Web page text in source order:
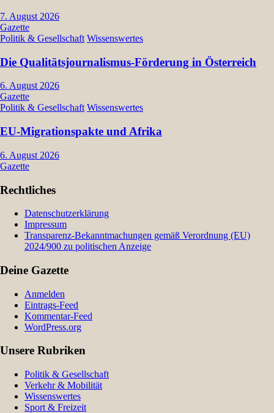
7. August 2026
Gazette
Politik & Gesellschaft Wissenswertes
Die Qualitätsjournalismus-Förderung in Österreich
6. August 2026
Gazette
Politik & Gesellschaft Wissenswertes
EU-Migrationspakte und Afrika
6. August 2026
Gazette
Rechtliches
Datenschutzerklärung
Impressum
Transparenz-Bekanntmachungen gemäß Verordnung (EU)
2024/900 zu politischen Anzeige
Deine Gazette
Anmelden
Eintrags-Feed
Kommentar-Feed
WordPress.org
Unsere Rubriken
Politik & Gesellschaft
Verkehr & Mobilität
Wissenswertes
Sport & Freizeit